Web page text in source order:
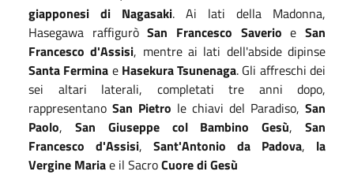
giapponesi di Nagasaki. Ai lati della Madonna,
Hasegawa raffiguròSan Francesco Saverio eSan
Francesco d'Assisi, mentre ai lati dell'abside dipinse
Santa Fermina e Hasekura Tsunenaga. Gli affreschi dei
sei altari laterali, completati tre anni dopo,
rappresentano San Pietro le chiavi del Paradiso, San
Paolo, San Giuseppe col Bambino Gesù,San
Francesco d'Assisi, Sant'Antonio da Padova, la
Vergine Mariae il SacroCuore di Gesù